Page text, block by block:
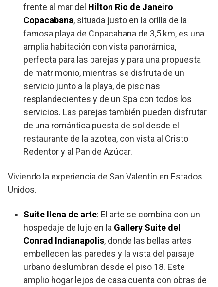
frente al mar del Hilton Rio de Janeiro
Copacabana, situada justo en la orilla de la
famosa playa de Copacabana de 3,5 km, es una
amplia habitación con vista panorámica,
perfecta para las parejas y para una propuesta
de matrimonio, mientras se disfruta de un
servicio junto a la playa, de piscinas
resplandecientes y de un Spa con todos los
servicios. Las parejas también pueden disfrutar
de una romántica puesta de sol desde el
restaurante de la azotea, con vista al Cristo
Redentor y al Pan de Azúcar.
Viviendo la experiencia de San Valentín en Estados
Unidos.
Suite llena de arte: El arte se combina con un
hospedaje de lujo en la Gallery Suite del
Conrad Indianapolis, donde las bellas artes
embellecen las paredes y la vista del paisaje
urbano deslumbran desde el piso 18. Este
amplio hogar lejos de casa cuenta con obras de